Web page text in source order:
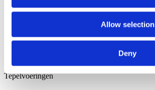
Allow selection
Deny
Ga naar het begin van de afbeeldingen-gallerij
Tepelvoeringen